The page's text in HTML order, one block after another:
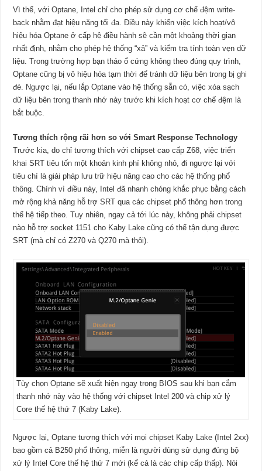
Vì thế, với Optane, Intel chỉ cho phép sử dụng cơ chế đệm write-
back nhằm đạt hiệu năng tối đa. Điều này khiến việc kích hoạt/vô
hiệu hóa Optane ở cấp hệ điều hành sẽ cần một khoảng thời gian
nhất định, nhằm cho phép hệ thống “xả” và kiểm tra tính toàn vẹn dữ
liệu. Trong trường hợp bạn tháo ổ cứng không theo đúng quy trình,
Optane cũng bị vô hiệu hóa tạm thời để tránh dữ liệu bên trong bị ghi
đè. Ngược lại, nếu lắp Optane vào hệ thống sẵn có, việc xóa sạch
dữ liệu bên trong thanh nhớ này trước khi kích hoạt cơ chế đệm là
bắt buộc.
Tương thích rộng rãi hơn so với Smart Response Technology
Trước kia, do chỉ tương thích với chipset cao cấp Z68, việc triển
khai SRT tiêu tốn một khoản kinh phí không nhỏ, đi ngược lại với
tiêu chí là giải pháp lưu trữ hiệu năng cao cho các hệ thống phổ
thông. Chính vì điều này, Intel đã nhanh chóng khắc phục bằng cách
mở rộng khả năng hỗ trợ SRT qua các chipset phổ thông hơn trong
thế hệ tiếp theo. Tuy nhiên, ngay cả tới lúc này, không phải chipset
nào hỗ trợ socket 1151 cho Kaby Lake cũng có thể tận dụng được
SRT (mà chỉ có Z270 và Q270 mà thôi).
Tùy chọn Optane sẽ xuất hiện ngay trong BIOS sau khi bạn cắm
thanh nhớ này vào hệ thống với chipset Intel 200 và chip xử lý
Core thế hệ thứ 7 (Kaby Lake).
Ngược lại, Optane tương thích với mọi chipset Kaby Lake (Intel 2xx)
bao gồm cả B250 phổ thông, miễn là người dùng sử dụng đúng bộ
xử lý Intel Core thế hệ thứ 7 mới (kể cả là các chip cấp thấp). Nói